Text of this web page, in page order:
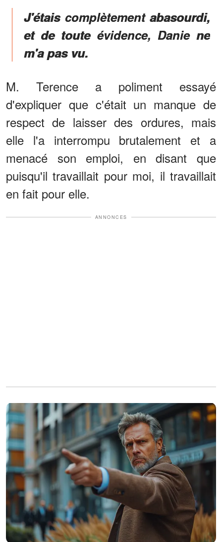
J'étais complètement abasourdi,
et de toute évidence, Danie ne
m'a pas vu.
M. Terence a poliment essayé
d'expliquer que c'était un manque de
respect de laisser des ordures, mais
elle l'a interrompu brutalement et a
menacé son emploi, en disant que
puisqu'il travaillait pour moi, il travaillait
en fait pour elle.
ANNONCES